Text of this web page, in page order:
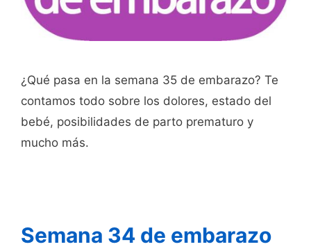
¿Qué pasa en la semana 35 de embarazo? Te
contamos todo sobre los dolores, estado del
bebé, posibilidades de parto prematuro y
mucho más.
Semana 34 de embarazo